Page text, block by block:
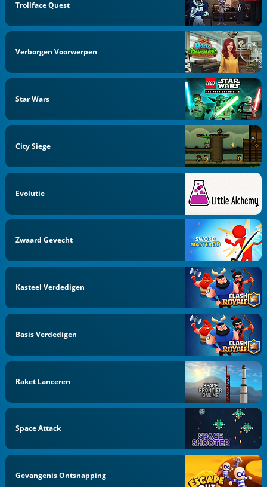
Trollface Quest
Verborgen Voorwerpen
Star Wars
City Siege
Evolutie
Zwaard Gevecht
Kasteel Verdedigen
Basis Verdedigen
Raket Lanceren
Space Attack
Gevangenis Ontsnapping